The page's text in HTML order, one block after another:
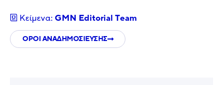
Κείμενα: GMN Editorial Τeam
ΟΡΟΙ ΑΝΑΔΗΜΟΣΙΕΥΣΗΣ